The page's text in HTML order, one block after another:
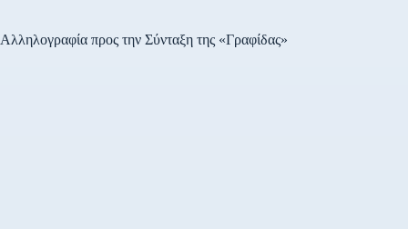
Αλληλογραφία προς την Σύνταξη της «Γραφίδας»